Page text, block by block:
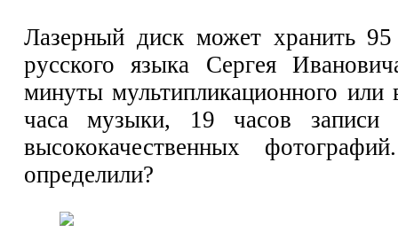
Лазерный диск может хранить 95
русского языка Сергея
минуты мультипликационного или
часа музыки, 19 часов
высококачественных
определили?